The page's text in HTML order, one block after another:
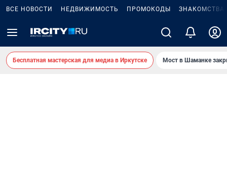
ВСЕ НОВОСТИ НЕДВИЖИМОСТЬ ПРОМОКОДЫ ЗНАКОМСТВА
Бесплатная мастерская для медиа в Иркутске Мост в Шаманке